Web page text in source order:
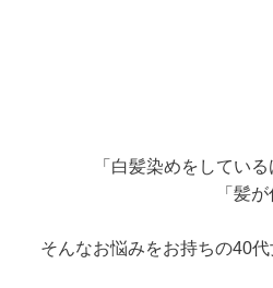
「白髪染めをしてい
「髪
そんなお悩みをお持ちの40